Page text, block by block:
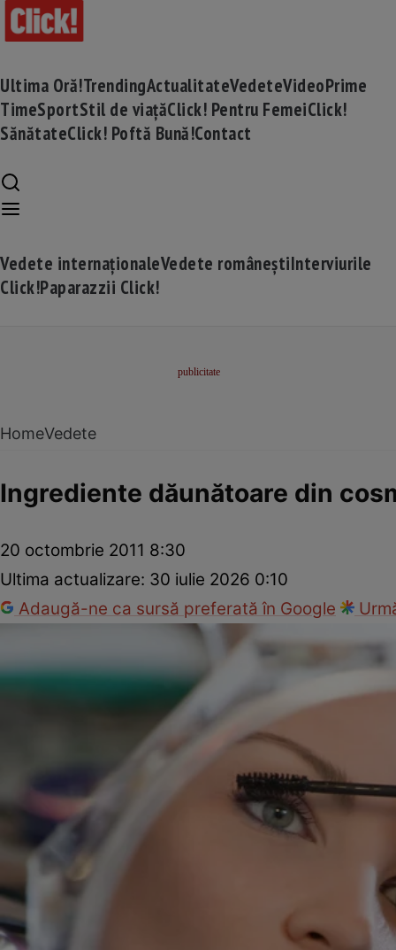
Ultima Oră!TrendingActualitateVedeteVideoPrime
TimeSportStil de viațăClick! Pentru FemeiClick!
SănătateClick! Poftă Bună!Contact
Vedete internaționaleVedete româneștiInterviurile
Click!Paparazzii Click!
HomeVedete
Ingrediente dăunătoare din
20 octombrie 2011 8:30
Ultima actualizare: 30 iulie 2026 0:10
Adaugă-ne ca sursă preferată în Google